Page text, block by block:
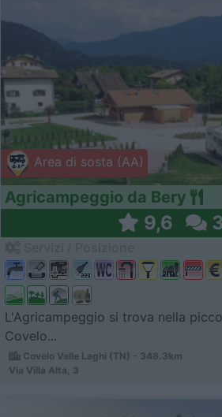
Area di sosta (AA)
Agricampeggio da Bery
9,6
L'Agricampeggio si trova nella
Covelo...
Covelo Valle Laghi (TN) - 348.3km
Via Villa Alta, 3